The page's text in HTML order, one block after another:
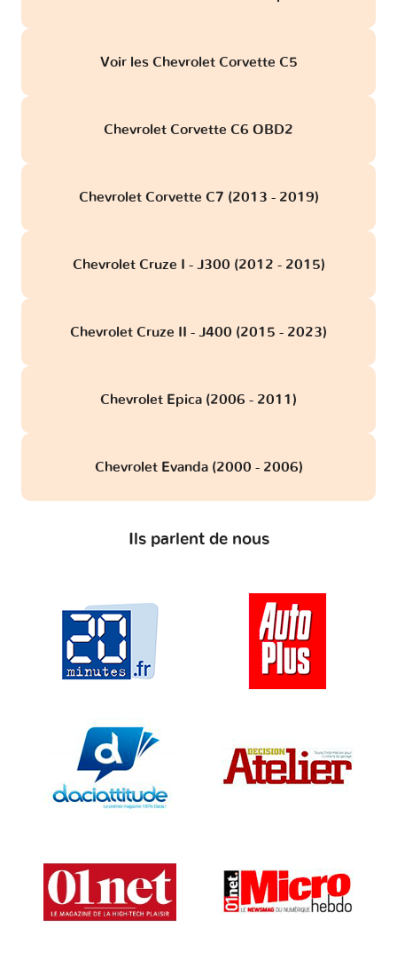
Voir les Chevrolet Corvette C5
Chevrolet Corvette C6 OBD2
Chevrolet Corvette C7 (2013 - 2019)
Chevrolet Cruze I - J300 (2012 - 2015)
Chevrolet Cruze II - J400 (2015 - 2023)
Chevrolet Epica (2006 - 2011)
Chevrolet Evanda (2000 - 2006)
Ils parlent de nous